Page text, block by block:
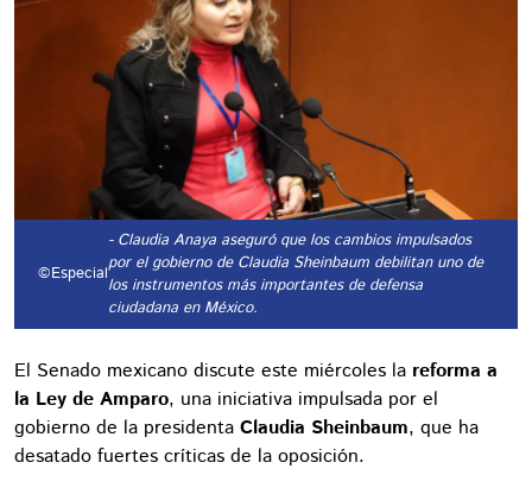
©Especial
- Claudia Anaya aseguró que los cambios impulsados
por el gobierno de Claudia Sheinbaum debilitan uno de
los instrumentos más importantes de defensa
ciudadana en México.
El Senado mexicano discute este miércoles la reforma a
la Ley de Amparo, una iniciativa impulsada por el
gobierno de la presidenta Claudia Sheinbaum, que ha
desatado fuertes críticas de la oposición.